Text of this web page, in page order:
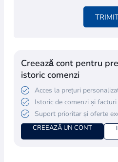
Creează cont pentru
istoric comenzi
Acces la prețuri
Istoric de comenzi și facturi
Suport prioritar și oferte
CREEAZĂ UN CONT